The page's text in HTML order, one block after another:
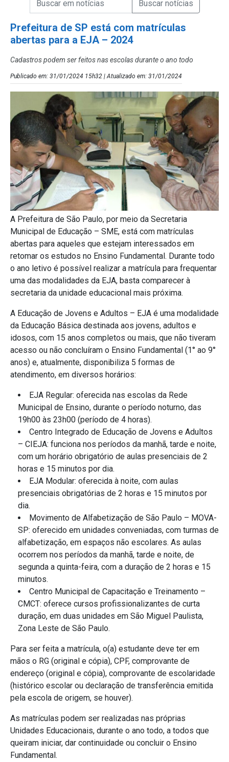
Prefeitura de SP está com matrículas
abertas para a EJA – 2024
Cadastros podem ser feitos nas escolas durante o ano todo
Publicado em: 31/01/2024 15h32 | Atualizado em: 31/01/2024
A Prefeitura de São Paulo, por meio da Secretaria
Municipal de Educação – SME, está com matrículas
abertas para aqueles que estejam interessados em
retomar os estudos no Ensino Fundamental. Durante todo
o ano letivo é possível realizar a matrícula para frequentar
uma das modalidades da EJA, basta comparecer à
secretaria da unidade educacional mais próxima.
A Educação de Jovens e Adultos – EJA é uma modalidade
da Educação Básica destinada aos jovens, adultos e
idosos, com 15 anos completos ou mais, que não tiveram
acesso ou não concluíram o Ensino Fundamental (1° ao 9°
anos) e, atualmente, disponibiliza 5 formas de
atendimento, em diversos horários:
EJA Regular: oferecida nas escolas da Rede
Municipal de Ensino, durante o período noturno, das
19h00 às 23h00 (período de 4 horas).
Centro Integrado de Educação de Jovens e Adultos
– CIEJA: funciona nos períodos da manhã, tarde e noite,
com um horário obrigatório de aulas presenciais de 2
horas e 15 minutos por dia.
EJA Modular: oferecida à noite, com aulas
presenciais obrigatórias de 2 horas e 15 minutos por
dia.
Movimento de Alfabetização de São Paulo – MOVA-
SP: oferecido em unidades conveniadas, com turmas de
alfabetização, em espaços não escolares. As aulas
ocorrem nos períodos da manhã, tarde e noite, de
segunda a quinta-feira, com a duração de 2 horas e 15
minutos.
Centro Municipal de Capacitação e Treinamento –
CMCT: oferece cursos profissionalizantes de curta
duração, em duas unidades em São Miguel Paulista,
Zona Leste de São Paulo.
Para ser feita a matrícula, o(a) estudante deve ter em
mãos o RG (original e cópia), CPF, comprovante de
endereço (original e cópia), comprovante de escolaridade
(histórico escolar ou declaração de transferência emitida
pela escola de origem, se houver).
As matrículas podem ser realizadas nas próprias
Unidades Educacionais, durante o ano todo, a todos que
queiram iniciar, dar continuidade ou concluir o Ensino
Fundamental.